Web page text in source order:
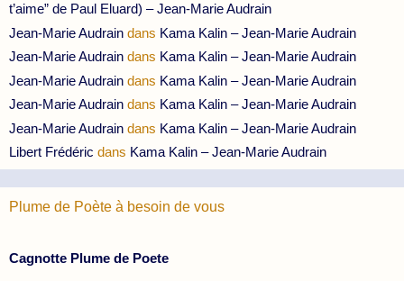
t’aime” de Paul Eluard) – Jean-Marie Audrain
Jean-Marie Audrain dans Kama Kalin – Jean-Marie Audrain
Jean-Marie Audrain dans Kama Kalin – Jean-Marie Audrain
Jean-Marie Audrain dans Kama Kalin – Jean-Marie Audrain
Jean-Marie Audrain dans Kama Kalin – Jean-Marie Audrain
Jean-Marie Audrain dans Kama Kalin – Jean-Marie Audrain
Libert Frédéric dans Kama Kalin – Jean-Marie Audrain
Plume de Poète à besoin de vous
Cagnotte Plume de Poete